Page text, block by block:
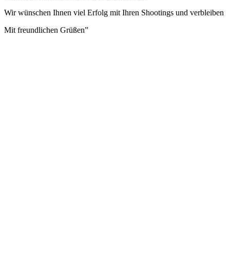
Wir wünschen Ihnen viel Erfolg mit Ihren Shootings und verbleiben
Mit freundlichen Grüßen”